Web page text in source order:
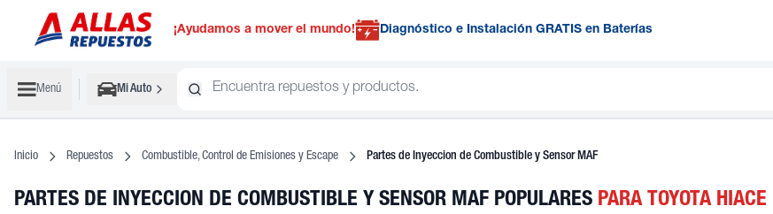
¡Ayudamos a mover el mundo! Diagnóstico e Instalación GRATIS en Baterías
Menú Mi Auto
Inicio Repuestos Combustible, Control de Emisiones y Escape Partes de Inyeccion de Combustible y Sensor MAF
PARTES DE INYECCION DE COMBUSTIBLE Y SENSOR MAF POPULARES PARA TOYOTA HIACE